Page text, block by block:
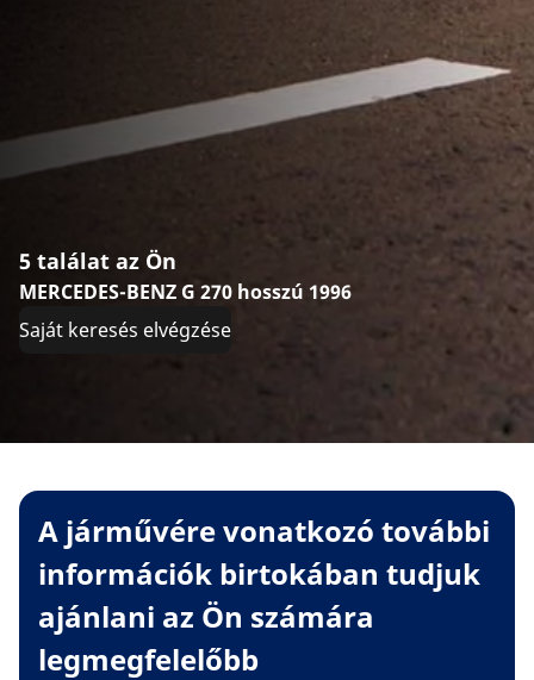
5 találat az Ön
MERCEDES-BENZ G 270 hosszú 1996
Saját keresés elvégzése
A járművére vonatkozó további
információk birtokában tudjuk
ajánlani az Ön számára
legmegfelelőbb